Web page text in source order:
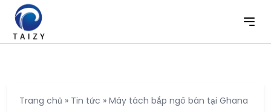
Trang chủ » Tin tức » Máy tách bắp ngô bán tại Ghana